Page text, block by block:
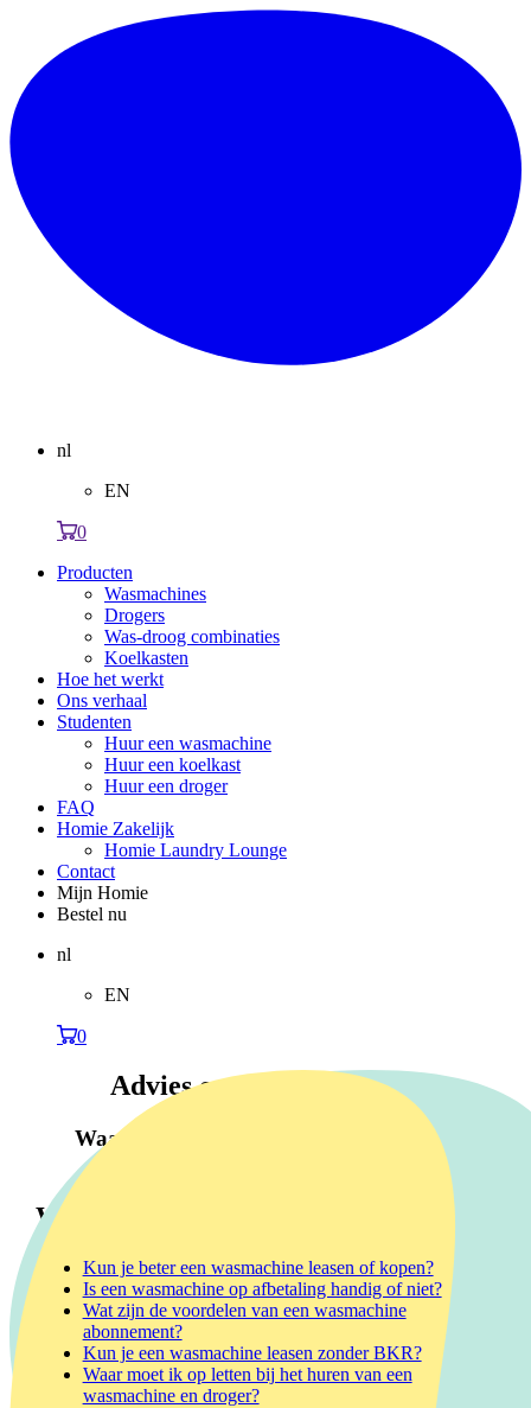
nl
EN
0
Producten
Wasmachines
Drogers
Was-droog combinaties
Koelkasten
Hoe het werkt
Ons verhaal
Studenten
Huur een wasmachine
Huur een koelkast
Huur een droger
FAQ
Homie Zakelijk
Homie Laundry Lounge
Contact
Mijn Homie
Bestel nu
nl
EN
0
Advies over wasmachines
Waar moet je op letten bij het kiezen én
Wasmachine huren
Kun je beter een wasmachine leasen of kopen?
Is een wasmachine op afbetaling handig of niet?
Wat zijn de voordelen van een wasmachine
abonnement?
Kun je een wasmachine leasen zonder BKR?
Waar moet ik op letten bij het huren van een
wasmachine en droger?